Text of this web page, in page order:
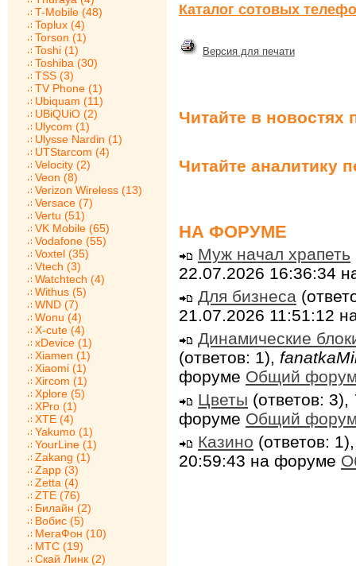
T-Mobile (48)
Toplux (4)
Torson (1)
Toshi (1)
Toshiba (30)
TSS (3)
TV Phone (1)
Ubiquam (11)
UBiQUiO (2)
Ulycom (1)
Ulysse Nardin (1)
UTStarcom (4)
Velocity (2)
Veon (8)
Verizon Wireless (13)
Versace (7)
Vertu (51)
VK Mobile (65)
Vodafone (55)
Voxtel (35)
Vtech (3)
Watchtech (4)
Withus (5)
WND (7)
Wonu (4)
X-cute (4)
xDevice (1)
Xiamen (1)
Xiaomi (1)
Xircom (1)
Xplore (5)
XPro (1)
XTE (4)
Yakumo (1)
YourLine (1)
Zakang (1)
Zapp (3)
Zetta (4)
ZTE (76)
Билайн (2)
Вобис (5)
МегаФон (10)
МТС (19)
Скай Линк (2)
Каталог сотовых
Версия для печати
Читайте в новостях
Читайте аналитику
НА ФОРУМЕ
Муж начал храпеть
22.07.2026 16:36:34
Для бизнеса
21.07.2026 11:51:12
Динамические
(ответов: 1),
форуме Общий
Цветы (ответов: 3),
форуме Общий
Казино (ответов:
20:59:43 на форуме